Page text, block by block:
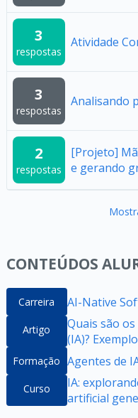
3
respostas
Atividade
3
respostas
Analisando
2
respostas
[Projeto]
e gerando
CONTEÚDOS
Carreira AI-Native
Artigo
Quais são
(IA)?
Formação Agentes de
Curso
IA:
artificial